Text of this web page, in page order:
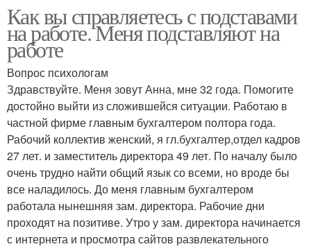
Как вы справляетесь с подставами
на работе. Меня подставляют на
работе
Вопрос психологам
Здравствуйте. Меня зовут Анна, мне 32 года. Помогите
достойно выйти из сложившейся ситуации. Работаю в
частной фирме главным бухгалтером полтора года.
Рабочий коллектив женский, я гл.бухгалтер,отдел кадров
27 лет. и заместитель директора 49 лет. По началу было
очень трудно найти общий язык со всеми, но вроде бы
все наладилось. До меня главным бухгалтером
работала нынешняя зам. директора. Рабочие дни
проходят на позитиве. Утро у зам. директора начинается
с интернета и просмотра сайтов развлекательного